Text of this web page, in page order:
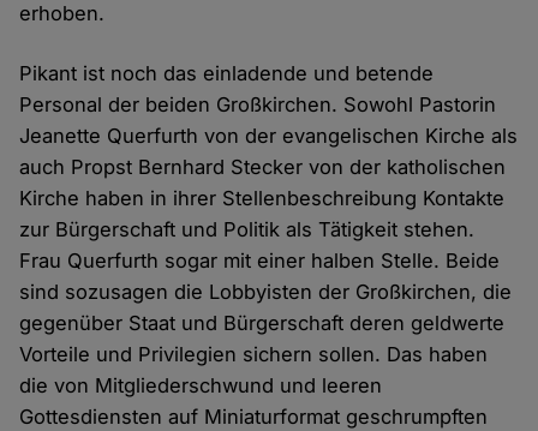
erhoben.
Pikant ist noch das einladende und betende
Personal der beiden Großkirchen. Sowohl Pastorin
Jeanette Querfurth von der evangelischen Kirche als
auch Propst Bernhard Stecker von der katholischen
Kirche haben in ihrer Stellenbeschreibung Kontakte
zur Bürgerschaft und Politik als Tätigkeit stehen.
Frau Querfurth sogar mit einer halben Stelle. Beide
sind sozusagen die Lobbyisten der Großkirchen, die
gegenüber Staat und Bürgerschaft deren geldwerte
Vorteile und Privilegien sichern sollen. Das haben
die von Mitgliederschwund und leeren
Gottesdiensten auf Miniaturformat geschrumpften